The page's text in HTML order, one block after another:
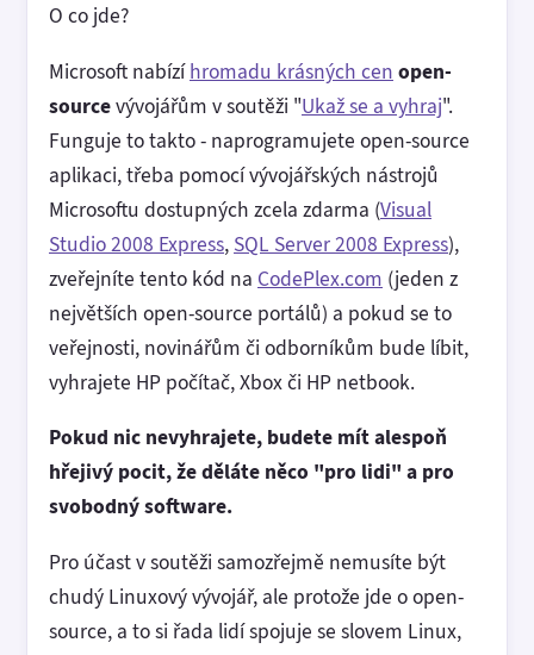
O co jde?
Microsoft nabízíhromadu krásných cen open-
sourcevývojářům v soutěži "Ukaž se a vyhraj".
Funguje to takto - naprogramujete open-source
aplikaci, třeba pomocí vývojářských nástrojů
Microsoftu dostupných zcela zdarma (Visual
Studio 2008 Express, SQL Server 2008 Express),
zveřejníte tento kód na CodePlex.com (jeden z
největších open-source portálů) a pokud se to
veřejnosti, novinářům či odborníkům bude líbit,
vyhrajete HP počítač, Xbox či HP netbook.
Pokud nic nevyhrajete, budete mít alespoň
hřejivý pocit, že děláte něco "pro lidi" a pro
svobodný software.
Pro účast v soutěži samozřejmě nemusíte být
chudý Linuxový vývojář, ale protože jde o open-
source, a to si řada lidí spojuje se slovem Linux,